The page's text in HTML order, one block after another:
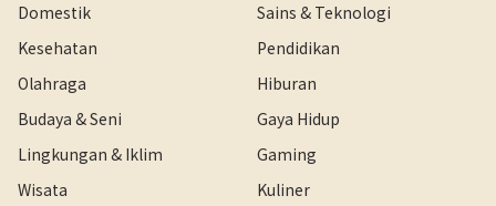
Domestik
Sains & Teknologi
Kesehatan
Pendidikan
Olahraga
Hiburan
Budaya & Seni
Gaya Hidup
Lingkungan & Iklim
Gaming
Wisata
Kuliner